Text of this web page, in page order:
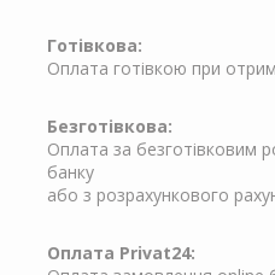
Готівкова:
Оплата готівкою при
Безготівкова:
Оплата за безготівковим
банку
або з розрахункового
Оплата Privat24: